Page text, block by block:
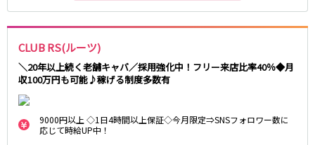
CLUB RS(ルーツ)
＼20年以上続く老舗キャバ／採用強化中！フリー来店比率40％◆月
収100万円も可能♪稼げる制度多数有
9000円以上 ◇1日4時間以上保証◇今月限定⇒SNSフォロワー数に
応じて時給UP中！
赤坂見附駅
浅草駅
田原町駅
末広町駅
表参道駅
西武新宿線
所沢駅
東村山駅
久米川駅